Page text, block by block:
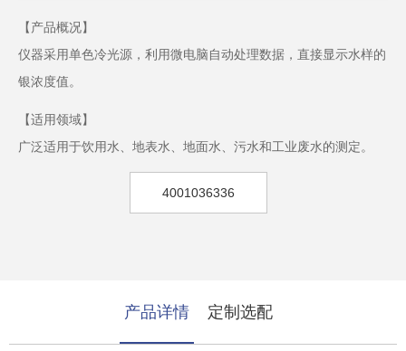
【产品概况】
仪器采用单色冷光源，利用微电脑自动处理数据，直接显示水样的
银浓度值。
【适用领域】
广泛适用于饮用水、地表水、地面水、污水和工业废水的测定。
4001036336
产品详情 定制选配